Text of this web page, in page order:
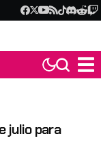
julio para